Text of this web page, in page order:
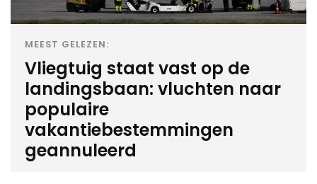
MEEST GELEZEN:
Vliegtuig staat vast op de
landingsbaan: vluchten naar
populaire
vakantiebestemmingen
geannuleerd